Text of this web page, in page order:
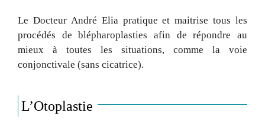
Le Docteur André Elia pratique et maitrise tous les
procédés de blépharoplasties afin de répondre au
mieux à toutes les situations, comme la voie
conjonctivale (sans cicatrice).
L’Otoplastie